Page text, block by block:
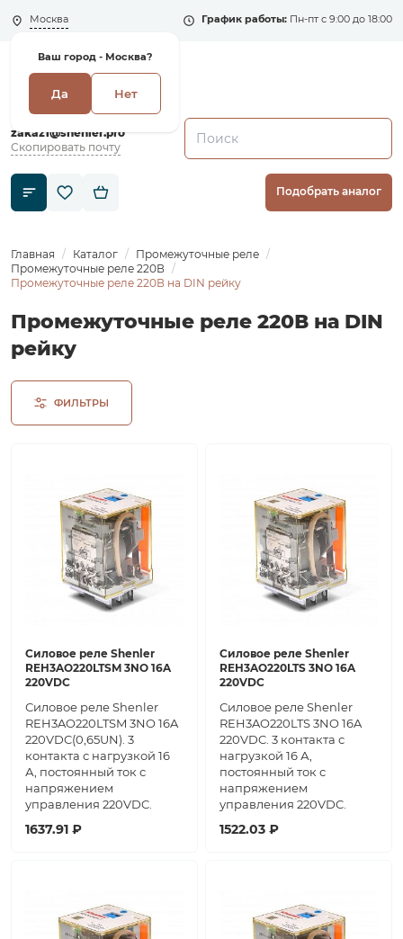
Москва
Ваш город - Москва?
Да Нет
График работы: Пн-пт с 9:00 до 18:00
+7 (495) 135-135-5
zakaz1@shenler.pro
Скопировать почту
Подобрать аналог
Главная Каталог
Промежуточные реле
Промежуточные реле 220В
Промежуточные реле 220В на DIN рейку
Промежуточные реле 220В на DIN
рейку
ФИЛЬТРЫ
Силовое реле Shenler
REH3AO220LTSM 3NO 16A
220VDC
Силовое реле Shenler
REH3AO220LTSM 3NO 16A
220VDC(0,65UN). 3
контакта с нагрузкой 16
А, постоянный ток с
напряжением
управления 220VDC.
1637.91 ₽
Силовое реле Shenler
REH3AO220LTS 3NO 16A
220VDC
Силовое реле Shenler
REH3AO220LTS 3NO 16A
220VDC. 3 контакта с
нагрузкой 16 А,
постоянный ток с
напряжением
управления 220VDC.
1522.03 ₽